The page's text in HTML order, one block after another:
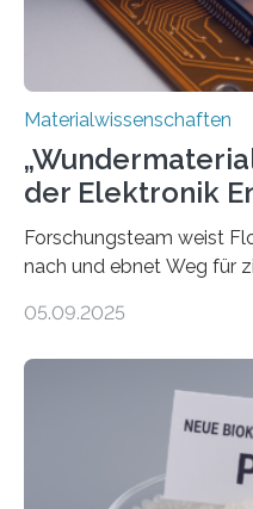
und Alexander
leiteten ein
Materialwissenschaften
der Elektronik
Forschungsteam weist
nach und ebnet Weg für
– nur eine Atomlage dick,
Sensoren,
Solarzellen. Eine neue
noch auf ein neues
Forschende an der
05.09.2025